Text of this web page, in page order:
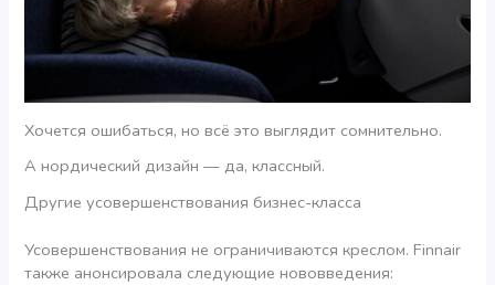
Хочется ошибаться, но всё это выглядит сомнительно.
А нордический дизайн — да, классный.
Другие усовершенствования бизнес-класса
Усовершенствования не ограничиваются креслом. Finnair
также анонсировала следующие нововведения: